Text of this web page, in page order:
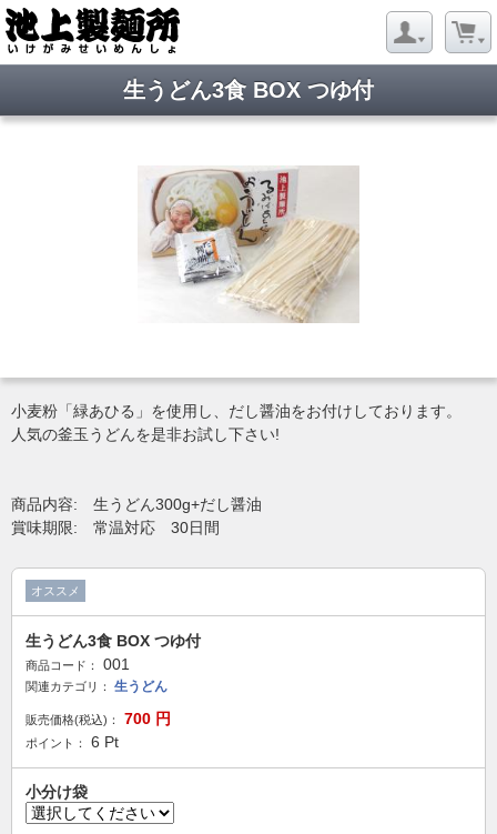
生うどん3食 BOX つゆ付
小麦粉「緑あひる」を使用し、だし醤油をお付けしております。
人気の釜玉うどんを是非お試し下さい!
商品内容: 生うどん300g+だし醤油
賞味期限: 常温対応 30日間
オススメ
生うどん3食 BOX つゆ付
商品コード： 001
関連カテゴリ： 生うどん
販売価格(税込)： 700 円
ポイント： 6 Pt
小分け袋